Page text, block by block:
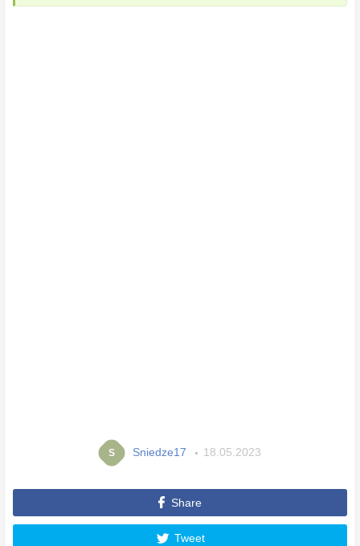
S Sniedze17 18.05.2023
Share
Tweet